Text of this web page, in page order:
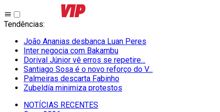
Tendências:
João Ananias desbanca Luan Peres
Inter negocia com Bakambu
Dorival Júnior vê erros se repetire...
Santiago Sosa é o novo reforço do V...
Palmeiras descarta Fabinho
Zubeldía minimiza protestos
NOTÍCIAS RECENTES